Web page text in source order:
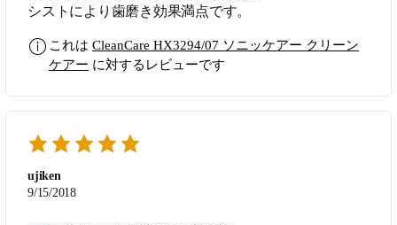
シストにより歯磨き効果満点です。
これは CleanCare HX3294/07 ソニッケアー クリーン
ケアー に対するレビューです
ujiken
9/15/2018